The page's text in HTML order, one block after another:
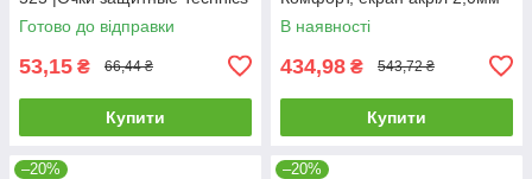
Готово до відправки
53,15 ₴ 66,44 ₴
Купити
16-435-1
В наявності
434,98 ₴ 543,72 ₴
Купити
–20% –20%